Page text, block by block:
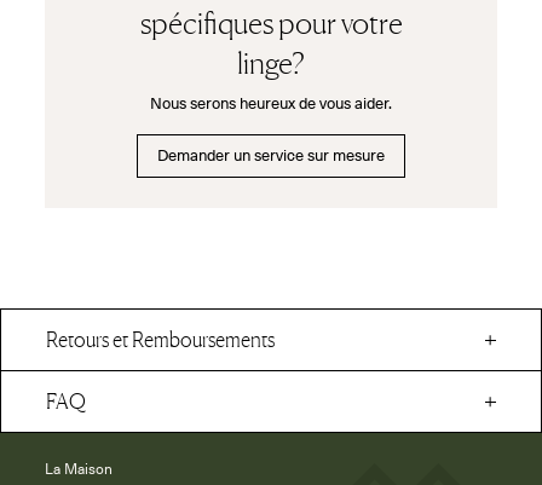
spécifiques pour votre
linge?
Nous serons heureux de vous aider.
Demander un service sur mesure
Retours et Remboursements
FAQ
La Maison